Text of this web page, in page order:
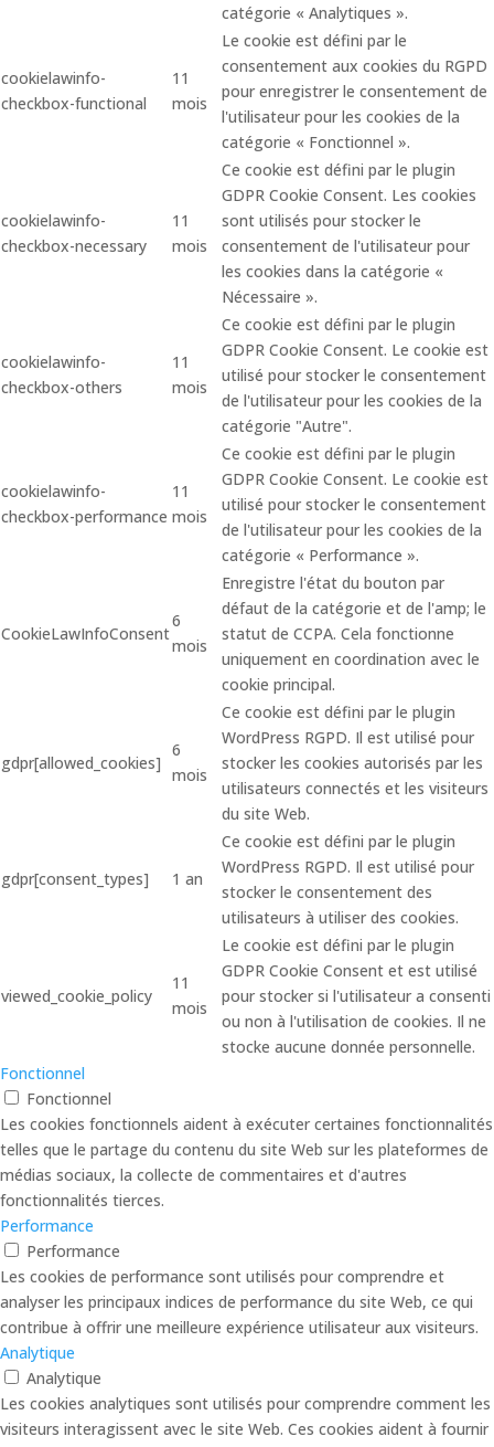
catégorie « Analytiques ».
cookielawinfo-
checkbox-functional
11
mois
Le cookie est défini par le
consentement aux cookies du RGPD
pour enregistrer le consentement de
l'utilisateur pour les cookies de la
catégorie « Fonctionnel ».
cookielawinfo-
checkbox-necessary
11
mois
Ce cookie est défini par le plugin
GDPR Cookie Consent. Les cookies
sont utilisés pour stocker le
consentement de l'utilisateur pour
les cookies dans la catégorie «
Nécessaire ».
cookielawinfo-
checkbox-others
11
mois
Ce cookie est défini par le plugin
GDPR Cookie Consent. Le cookie est
utilisé pour stocker le consentement
de l'utilisateur pour les cookies de la
catégorie "Autre".
cookielawinfo-
checkbox-performance
11
mois
Ce cookie est défini par le plugin
GDPR Cookie Consent. Le cookie est
utilisé pour stocker le consentement
de l'utilisateur pour les cookies de la
catégorie « Performance ».
CookieLawInfoConsent
6
mois
Enregistre l'état du bouton par
défaut de la catégorie et de l'amp; le
statut de CCPA. Cela fonctionne
uniquement en coordination avec le
cookie principal.
gdpr[allowed_cookies]
6
mois
Ce cookie est défini par le plugin
WordPress RGPD. Il est utilisé pour
stocker les cookies autorisés par les
utilisateurs connectés et les visiteurs
du site Web.
gdpr[consent_types] 1 an
Ce cookie est défini par le plugin
WordPress RGPD. Il est utilisé pour
stocker le consentement des
utilisateurs à utiliser des cookies.
viewed_cookie_policy
11
mois
Le cookie est défini par le plugin
GDPR Cookie Consent et est utilisé
pour stocker si l'utilisateur a consenti
ou non à l'utilisation de cookies. Il ne
stocke aucune donnée personnelle.
Fonctionnel
Fonctionnel
Les cookies fonctionnels aident à exécuter certaines fonctionnalités
telles que le partage du contenu du site Web sur les plateformes de
médias sociaux, la collecte de commentaires et d'autres
fonctionnalités tierces.
Performance
Performance
Les cookies de performance sont utilisés pour comprendre et
analyser les principaux indices de performance du site Web, ce qui
contribue à offrir une meilleure expérience utilisateur aux visiteurs.
Analytique
Analytique
Les cookies analytiques sont utilisés pour comprendre comment les
visiteurs interagissent avec le site Web. Ces cookies aident à fournir